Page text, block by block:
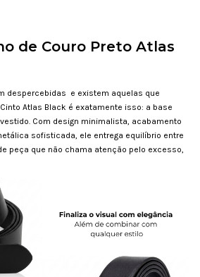
de Couro Preto Atlas
despercebidas e existem aquelas que
Atlas Black é exatamente isso: a base
Com design minimalista, acabamento
sofisticada, ele entrega equilíbrio entre
peça que não chama atenção pelo excesso,